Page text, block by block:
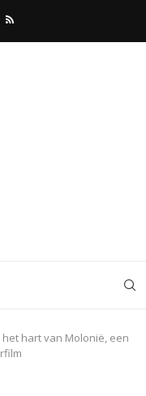
het hart van Molonië, een